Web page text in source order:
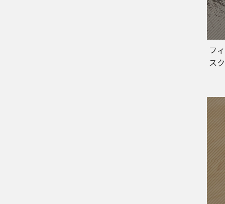
フ
ス